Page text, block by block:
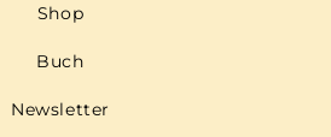
Shop
Buch
Newsletter